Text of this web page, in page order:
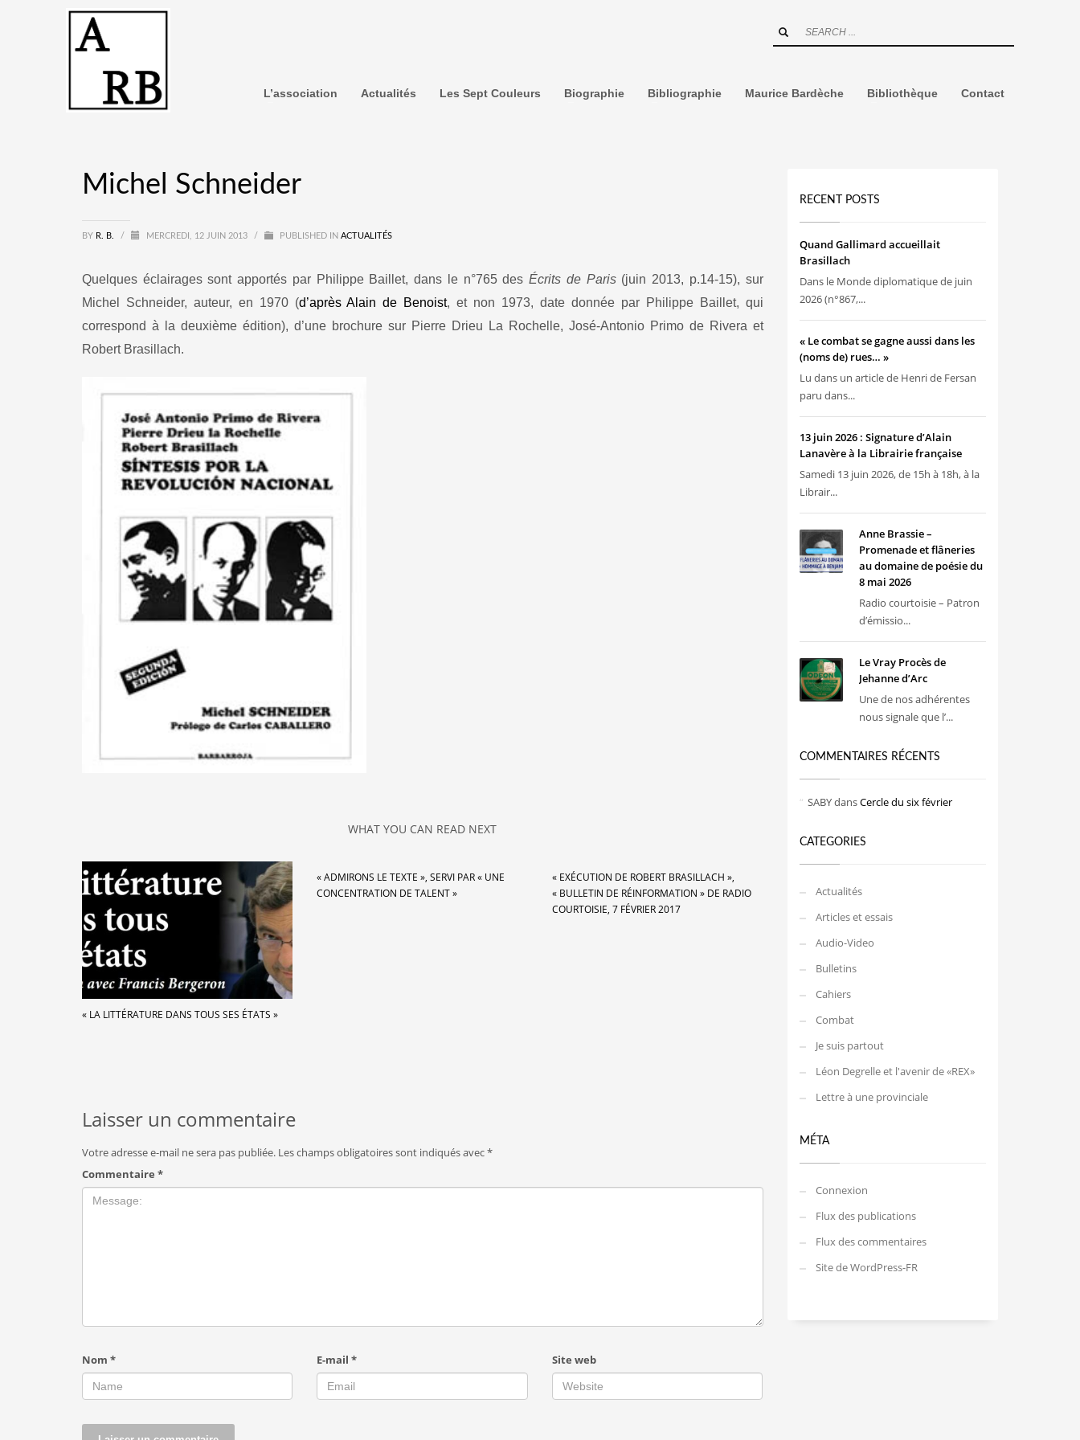
L’association Actualités Les Sept Couleurs Biographie Bibliographie Maurice Bardèche Bibliothèque Contact
Michel Schneider
BY R. B. / MERCREDI, 12 JUIN 2013 / PUBLISHED IN ACTUALITÉS
Quelques éclairages sont apportés par Philippe Baillet, dans le n°765 desÉcrits de Paris(juin 2013, p.14-15), sur
Michel Schneider, auteur, en 1970 (d’après Alain de Benoist, et non 1973, date donnée par Philippe Baillet, qui
correspond à la deuxième édition), d’une brochure sur Pierre Drieu La Rochelle, José-Antonio Primo de Rivera et
Robert Brasillach.
WHAT YOU CAN READ NEXT
« LA LITTÉRATURE DANS TOUS SES ÉTATS »
« ADMIRONS LE TEXTE », SERVI PAR « UNE
CONCENTRATION DE TALENT »
« EXÉCUTION DE ROBERT BRASILLACH »,
« BULLETIN DE RÉINFORMATION » DE RADIO
COURTOISIE, 7 FÉVRIER 2017
Laisser un commentaire
Votre adresse e-mail ne sera pas publiée. Les champs obligatoires sont indiqués avec*
Commentaire *
Nom * E-mail* Site web
RECENT POSTS
Quand Gallimard accueillait
Brasillach
Dans le Monde diplomatique de juin
2026 (n°867,...
« Le combat se gagne aussi dans les
(noms de) rues… »
Lu dans un article de Henri de Fersan
paru dans...
13 juin 2026 : Signature d’Alain
Lanavère à la Librairie française
Samedi 13 juin 2026, de 15h à 18h, à la
Librair...
Anne Brassie –
Promenade et flâneries
au domaine de poésie du
8 mai 2026
Radio courtoisie – Patron
d’émissio...
Le Vray Procès de
Jehanne d’Arc
Une de nos adhérentes
nous signale que l’...
COMMENTAIRES RÉCENTS
SABYdansCercle du six février
CATEGORIES
Actualités
Articles et essais
Audio-Video
Bulletins
Cahiers
Combat
Je suis partout
Léon Degrelle et l'avenir de «REX»
Lettre à une provinciale
MÉTA
Connexion
Flux des publications
Flux des commentaires
Site de WordPress-FR